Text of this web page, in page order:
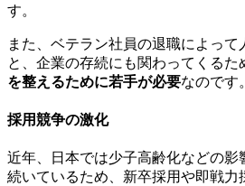
す。
また、ベテラン社員の退職によって
と、企業の存続にも関わってくるた
を整えるために若手が必要なのです。
採用競争の激化
近年、日本では少子高齢化などの影
続いているため、新卒採用や即戦力